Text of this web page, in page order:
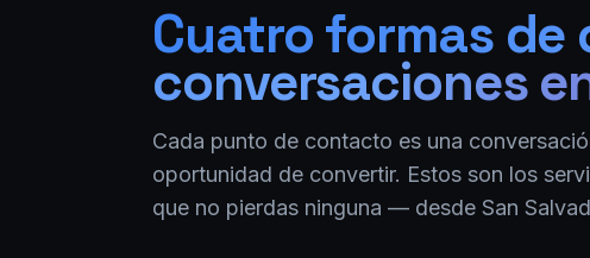
Cuatro formas de
conversaciones
Cada punto de contacto es una
oportunidad de convertir. Estos son los
que no pierdas ninguna — desde San